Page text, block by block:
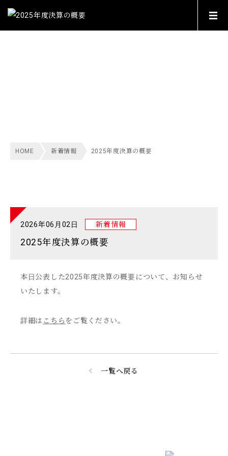
HOME 新着情報 2025年度決算の概要
2026年06月02日 新着情報
2025年度決算の概要
本日公表した2025年度決算の概要について、お知らせ
いたします。
詳細は こちら をご覧ください。
一覧へ戻る